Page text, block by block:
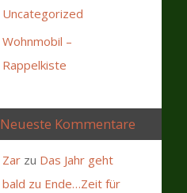
Uncategorized
Wohnmobil –
Rappelkiste
Neueste Kommentare
Zar zu Das Jahr geht
bald zu Ende…Zeit für